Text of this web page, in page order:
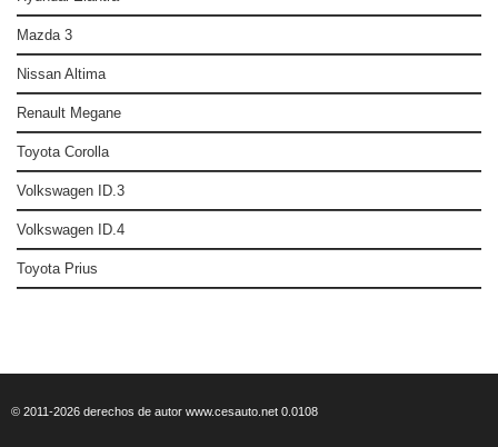
Mazda 3
Nissan Altima
Renault Megane
Toyota Corolla
Volkswagen ID.3
Volkswagen ID.4
Toyota Prius
© 2011-2026 derechos de autor www.cesauto.net 0.0108